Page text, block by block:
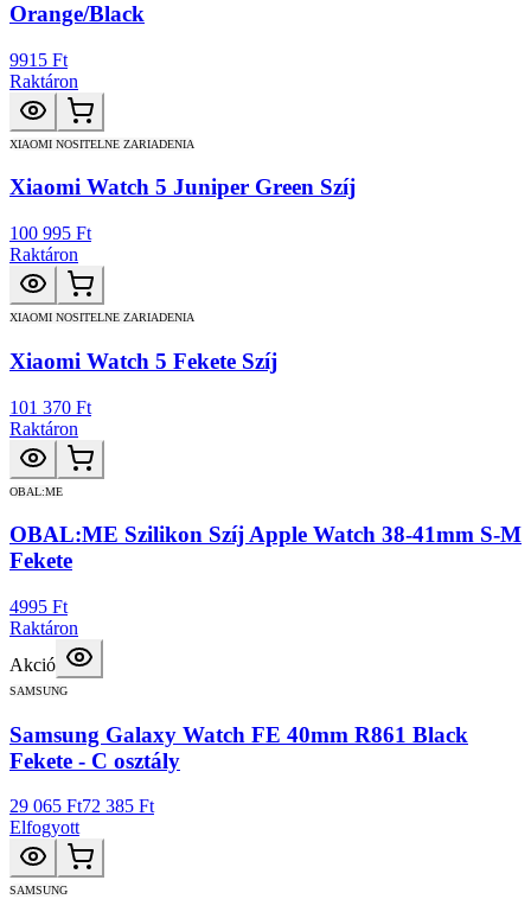
Orange/Black
9915 Ft
Raktáron
XIAOMI NOSITELNE ZARIADENIA
Xiaomi Watch 5 Juniper Green Szíj
100 995 Ft
Raktáron
XIAOMI NOSITELNE ZARIADENIA
Xiaomi Watch 5 Fekete Szíj
101 370 Ft
Raktáron
OBAL:ME
OBAL:ME Szilikon Szíj Apple Watch 38-41mm S-M
Fekete
4995 Ft
Raktáron
Akció
SAMSUNG
Samsung Galaxy Watch FE 40mm R861 Black
Fekete - C osztály
29 065 Ft72 385 Ft
Elfogyott
SAMSUNG